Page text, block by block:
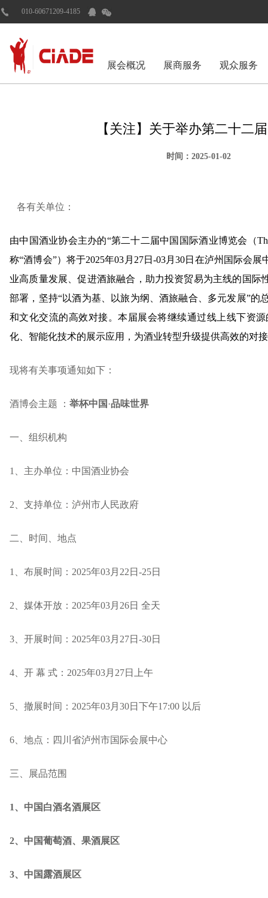
010-60671209-4185
展会概况 展商服务 观众服务
【关注】关于举办第二十二
时间：2025-01-02
各有关单位：
由中国酒业协会主办的“第二十二届中国国际酒业博览会（
称“酒博会”）将于2025年03月27日-03月30日在泸州国际会
业高质量发展、促进酒旅融合，助力投资贸易为主线的国
部署，坚持“以酒为基、以旅为纲、酒旅融合、多元发展”
和文化交流的高效对接。本届展会将继续通过线上线下资
化、智能化技术的展示应用，为酒业转型升级提供高效的对
现将有关事项通知如下：
酒博会主题 ： 举杯中国 ·品味世界
一、组织机构
1、主办单位：中国酒业协会
2、支持单位：泸州市人民政府
二、时间、地点
1、布展时间：2025年03月22日-25日
2、媒体开放：2025年03月26日 全天
3、开展时间：2025年03月27日-30日
4、开 幕 式：2025年03月27日上午
5、撤展时间：2025年03月30日下午17:00 以后
6、地点：四川省泸州市国际会展中心
三、展品范围
1、中国白酒名酒展区
2、中国葡萄酒、果酒展区
3、中国露酒展区